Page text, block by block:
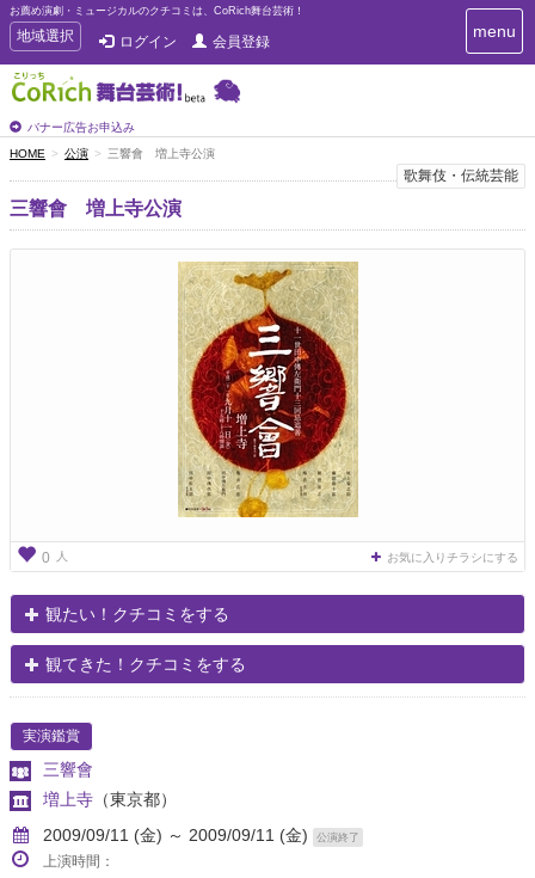
お薦め演劇・ミュージカルのクチコミは、CoRich舞台芸術！
T
o
g
g
e
n
a
v
i
地域選択 ログイン 会員登録
バナー広告お申込み
T
o
n
i
menu
HOME 公演 三響會 増上寺公演
歌舞伎・伝統芸能
三響會 増上寺公演
0 人 お気に入りチラシにする
観たい！クチコミをする
観てきた！クチコミをする
実演鑑賞
三響會
増上寺 （東京都）
2009/09/11 (金) ～ 2009/09/11 (金)
公演終了
上演時間：